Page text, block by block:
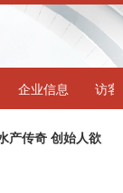
企业信息 访客
产传奇 创始人欲